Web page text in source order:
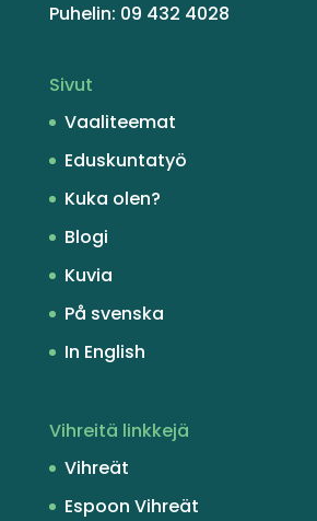
Puhelin: 09 432 4028
Sivut
Vaaliteemat
Eduskuntatyö
Kuka olen?
Blogi
Kuvia
På svenska
In English
Vihreitä linkkejä
Vihreät
Espoon Vihreät